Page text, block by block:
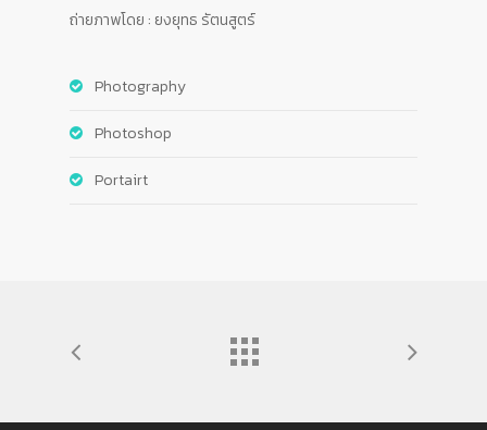
ถ่ายภาพโดย : ยงยุทธ รัตนสูตร์
Photography
Photoshop
Portairt